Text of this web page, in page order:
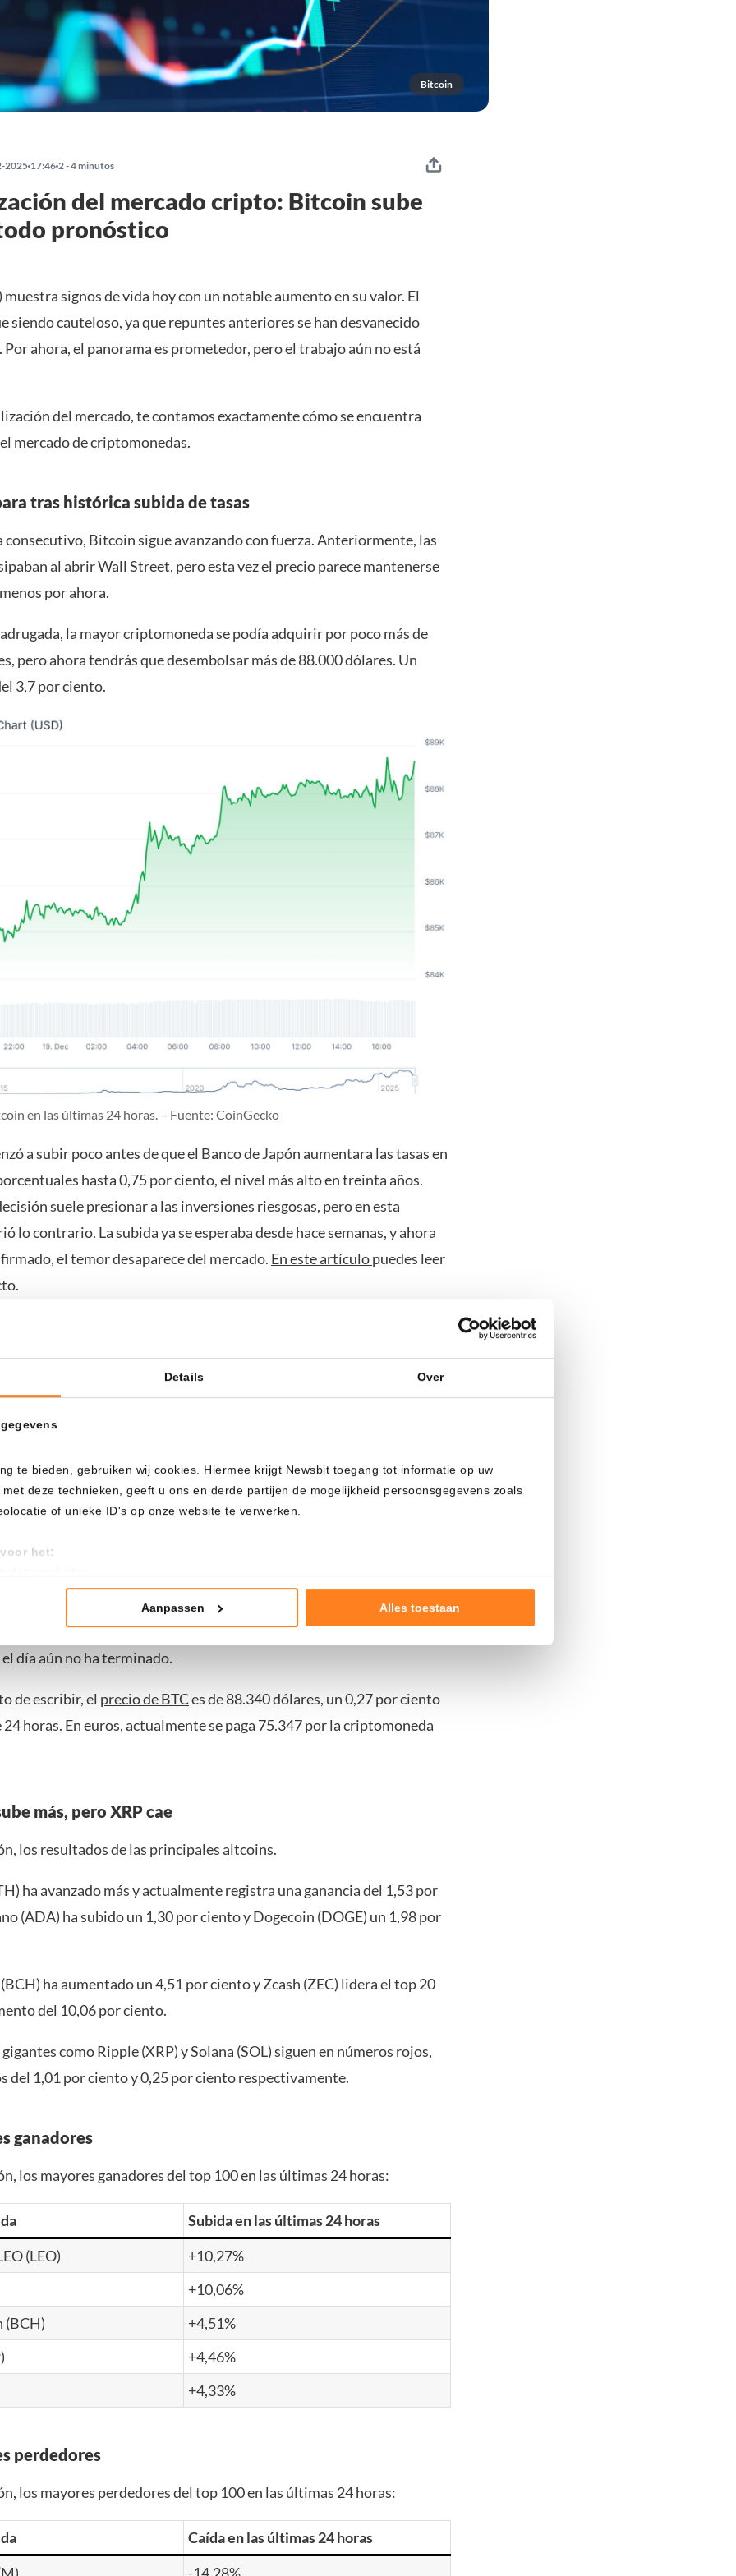
Details Over
te bieden, gebruiken wij cookies. Hiermee krijgt Newsbit toegang tot informatie op uw
deze technieken, geeft u ons en derde partijen de mogelijkheid persoonsgegevens zoals
of unieke ID's op onze website te verwerken.
het:
te geven om deze technieken te gebruiken voor bovenstaande doelen of maak
het maken van bezwaar tegen bedrijven die persoonsgegevens verwerken op basis van
informatie: zie onsprivacy- en cookiestatement.
Aanpassen Alles toestaan
Bitcoin
2025 17:46 2 - 4 minutos
del mercado cripto: Bitcoin sube
pronóstico
muestra signos de vida hoy con un notable aumento en su valor. El
siendo cauteloso, ya que repuntes anteriores se han desvanecido
ahora, el panorama es prometedor, pero el trabajo aún no está
del mercado, te contamos exactamente cómo se encuentra
mercado de criptomonedas.
tras histórica subida de tasas
consecutivo, Bitcoin sigue avanzando con fuerza. Anteriormente, las
al abrir Wall Street, pero esta vez el precio parece mantenerse
por ahora.
la mayor criptomoneda se podía adquirir por poco más de
pero ahora tendrás que desembolsar más de 88.000 dólares. Un
3,7 por ciento.
en las últimas 24 horas. – Fuente: CoinGecko
a subir poco antes de que el Banco de Japón aumentara las tasas en
hasta 0,75 por ciento, el nivel más alto en treinta años.
suele presionar a las inversiones riesgosas, pero en esta
lo contrario. La subida ya se esperaba desde hace semanas, y ahora
el temor desaparece del mercado. En este artículopuedes leer
dólares, ayer 89.500 dólares, y hoy aún no ha superado los 89.300
(@Nebraskangooner)
día aún no ha terminado.
de escribir, el precio de BTCes de 88.340 dólares, un 0,27 por ciento
24 horas. En euros, actualmente se paga 75.347 por la criptomoneda
más, pero XRP cae
los resultados de las principales altcoins.
ha avanzado más y actualmente registra una ganancia del 1,53 por
(ADA) ha subido un 1,30 por ciento y Dogecoin (DOGE) un 1,98 por
ha aumentado un 4,51 por ciento y Zcash (ZEC) lidera el top 20
del 10,06 por ciento.
como Ripple (XRP) y Solana (SOL) siguen en números rojos,
del 1,01 por ciento y 0,25 por ciento respectivamente.
ganadores
los mayores ganadores del top 100 en las últimas 24 horas:
Subida en las últimas 24 horas
(LEO)
+10,27%
+10,06%
(BCH)
+4,51%
+4,46%
+4,33%
perdedores
los mayores perdedores del top 100 en las últimas 24 horas:
Caída en las últimas 24 horas